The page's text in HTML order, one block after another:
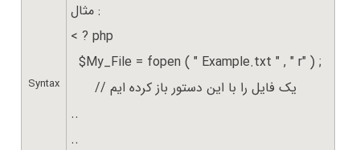
Syntax
مثال :
< ? php
$My_File = fopen ( " Example.txt " , " r" ) ;
// یک فایل را با این دستور باز کرده ایم
..
..